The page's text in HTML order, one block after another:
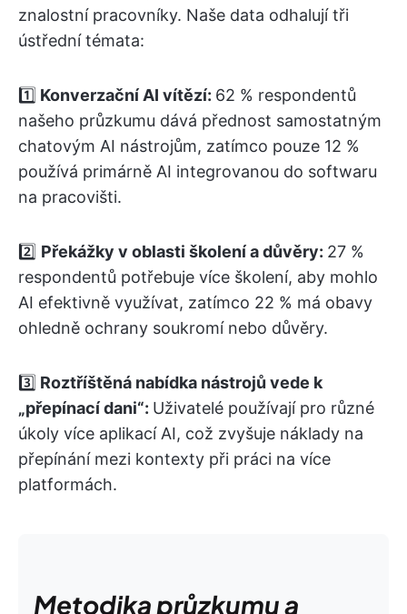
znalostní pracovníky. Naše data odhalují tři
ústřední témata:
1️⃣ Konverzační AI vítězí: 62 % respondentů
našeho průzkumu dává přednost samostatným
chatovým AI nástrojům, zatímco pouze 12 %
používá primárně AI integrovanou do softwaru
na pracovišti.
2️⃣ Překážky v oblasti školení a důvěry: 27 %
respondentů potřebuje více školení, aby mohlo
AI efektivně využívat, zatímco 22 % má obavy
ohledně ochrany soukromí nebo důvěry.
3️⃣ Roztříštěná nabídka nástrojů vede k
„přepínací dani“: Uživatelé používají pro různé
úkoly více aplikací AI, což zvyšuje náklady na
přepínání mezi kontexty při práci na více
platformách.
Metodika průzkumu a